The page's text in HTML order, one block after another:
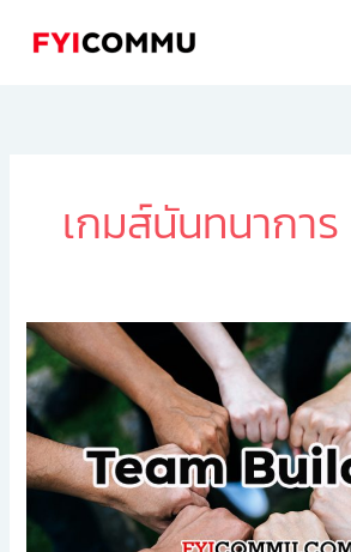
เกมส์นันทนาการ
กิจกรรม
ทีม
บิ้วดิ้ง
วอร์ค
แรลลี่
(
TEAM